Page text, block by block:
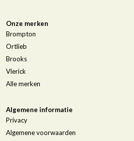
Onze merken
Brompton
Ortlieb
Brooks
Vlerick
Alle merken
Algemene informatie
Privacy
Algemene voorwaarden